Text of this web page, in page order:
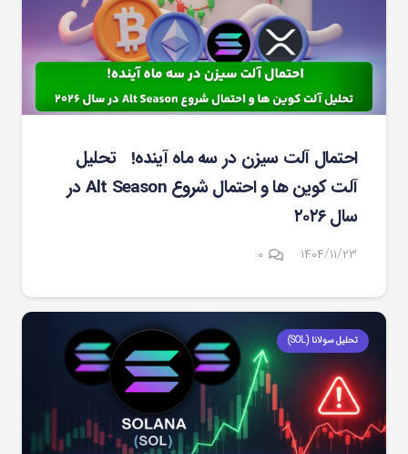
احتمال آلت سیزن در سه ماه آینده! تحلیل
آلت کوین ها و احتمال شروع Alt Season در
سال ۲۰۲۶
۱۴۰۴/۱۱/۲۳ ۰
تحلیل سولانا (SOL)